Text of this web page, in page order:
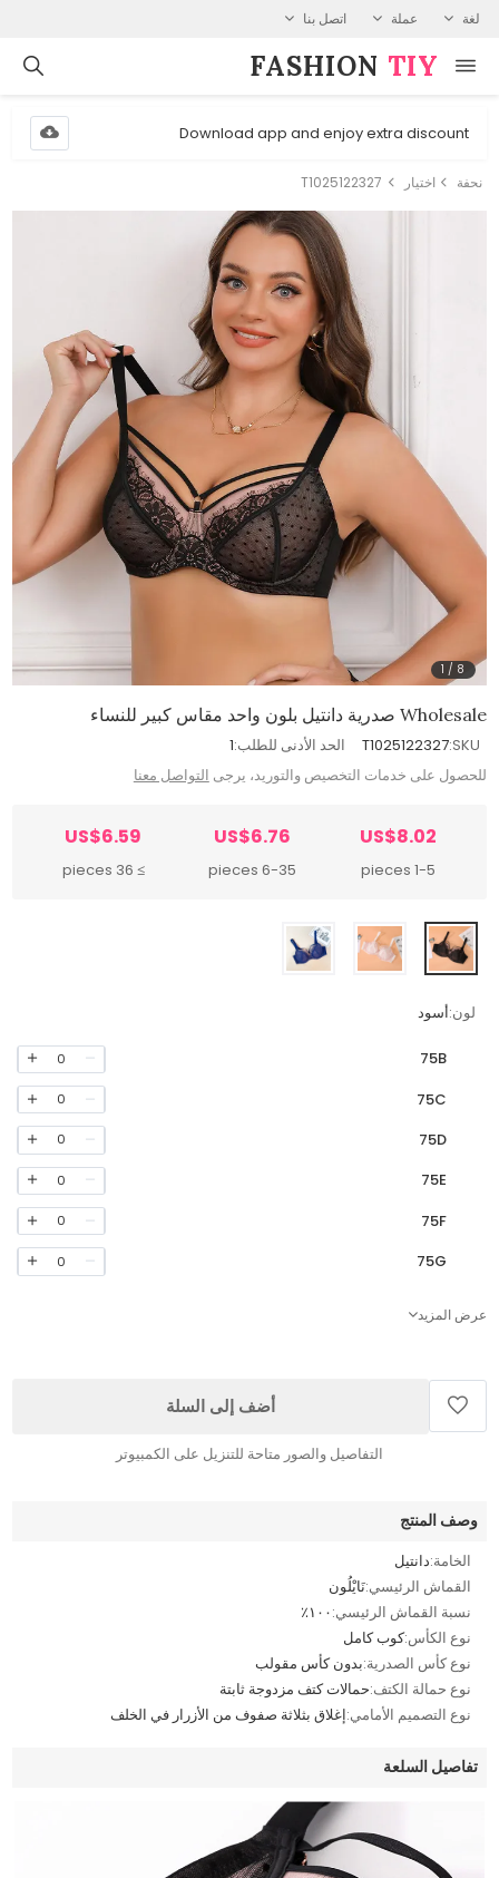
لغة عملة اتصل بنا
FASHION⁠ TIY
Download app and enjoy extra discount
نحفة اختيار T1025122327
1 / 8
Wholesale صدرية دانتيل بلون واحد مقاس كبير للنساء
SKU:
T1025122327 الحد الأدنى للطلب:1
للحصول على خدمات التخصيص والتوريد، يرجى التواصل معنا
US$8.02
1-5 pieces
US$6.76
6-35 pieces
US$6.59
≥ 36 pieces
لون:أسود
75B
0
75C
0
75D
0
75E
0
75F
0
75G
0
عرض المزيد
أضف إلى السلة
التفاصيل والصور متاحة للتنزيل على الكمبيوتر
وصف المنتج
الخامة:دانتيل
القماش الرئيسي:نَايْلُون
نسبة القماش الرئيسي:١٠٠٪
نوع الكأس:كوب كامل
نوع كأس الصدرية:بدون كأس مقولب
نوع حمالة الكتف:حمالات كتف مزدوجة ثابتة
نوع التصميم الأمامي:إغلاق بثلاثة صفوف من الأزرار في الخلف
تفاصيل السلعة